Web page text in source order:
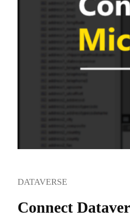
DATAVERSE
Connect